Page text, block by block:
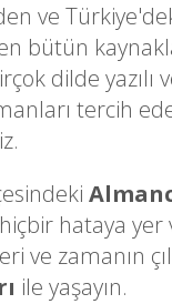
ve
bütün
dilde
tercih
hataya
ve zamanın
ile yaşayın.